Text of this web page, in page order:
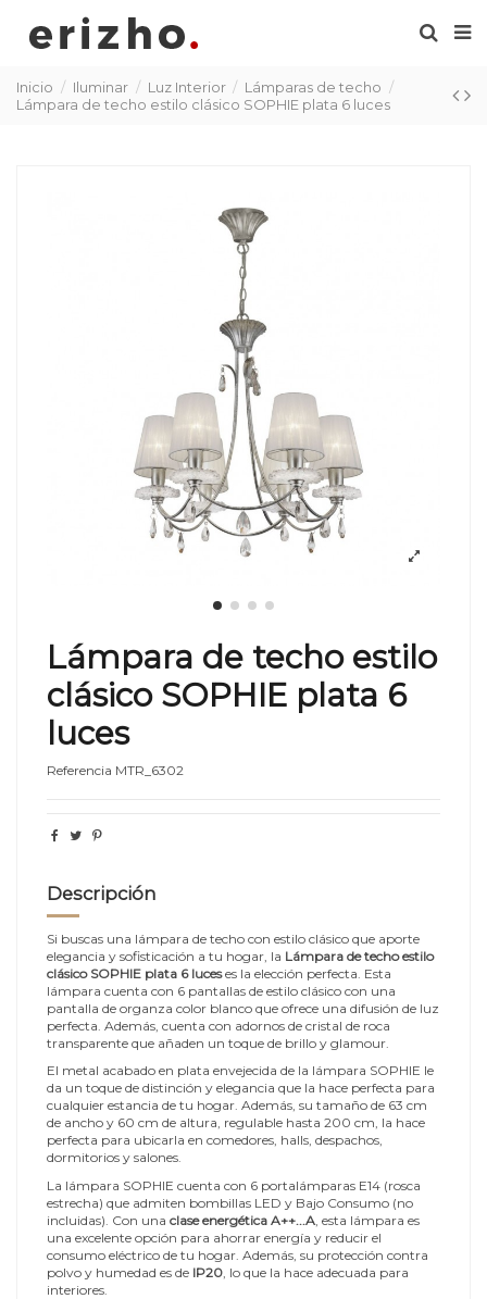
Inicio Iluminar Luz Interior
Lámparas de techo
Lámpara de techo estilo clásico SOPHIE plata 6 luces
Lámpara de techo estilo
clásico SOPHIE plata 6
luces
Referencia MTR_6302
Descripción
Si buscas una lámpara de techo con estilo clásico que aporte
elegancia y sofisticación a tu hogar, la Lámpara de techo estilo
clásico SOPHIE plata 6 luceses la elección perfecta. Esta
lámpara cuenta con 6 pantallas de estilo clásico con una
pantalla de organza color blanco que ofrece una difusión de luz
perfecta. Además, cuenta con adornos de cristal de roca
transparente que añaden un toque de brillo y glamour.
El metal acabado en plata envejecida de la lámpara SOPHIE le
da un toque de distinción y elegancia que la hace perfecta para
cualquier estancia de tu hogar. Además, su tamaño de 63 cm
de ancho y 60 cm de altura, regulable hasta 200 cm, la hace
perfecta para ubicarla en comedores, halls, despachos,
dormitorios y salones.
La lámpara SOPHIE cuenta con 6 portalámparas E14 (rosca
estrecha) que admiten bombillas LED y Bajo Consumo (no
incluidas). Con una clase energética A++...A , esta lámpara es
una excelente opción para ahorrar energía y reducir el
consumo eléctrico de tu hogar. Además, su protección contra
polvo y humedad es de IP20 , lo que la hace adecuada para
interiores.